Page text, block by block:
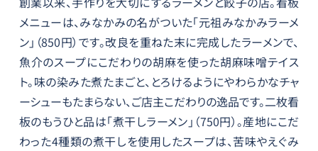
メニューは、みなかみの名がついた「元祖みなかみラーメ
ン」（850円）です。改良を重ねた末に完成したラーメンで、
魚介のスープにこだわりの胡麻を使った胡麻味噌テイス
ト。味の染みた煮たまごと、とろけるようにやわらかなチャ
ーシューもたまらない、ご店主こだわりの逸品です。二枚看
板のもうひと品は「煮干しラーメン」（750円）。産地にこだ
わった4種類の煮干しを使用したスープは、苦味やえぐみ